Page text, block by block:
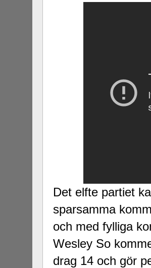
Det elfte partiet
sparsamma
och med fylliga
Wesley So
drag 14 och gör